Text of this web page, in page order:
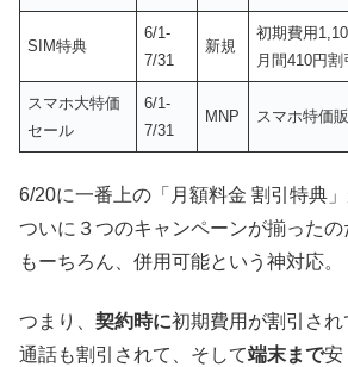
SIM特典
6/1-
7/31
新規
初期費用
月間410円割
スマホ大特価
セール
6/1-
7/31
MNP スマホ特価
6/20に一番上の「月額料金 割引特典」
ついに３つのキャンペーンが揃ったの
もーちろん、併用可能という神対応。
つまり、 契約時に初期費用が割引され
通話も割引されて、そして端末まで安